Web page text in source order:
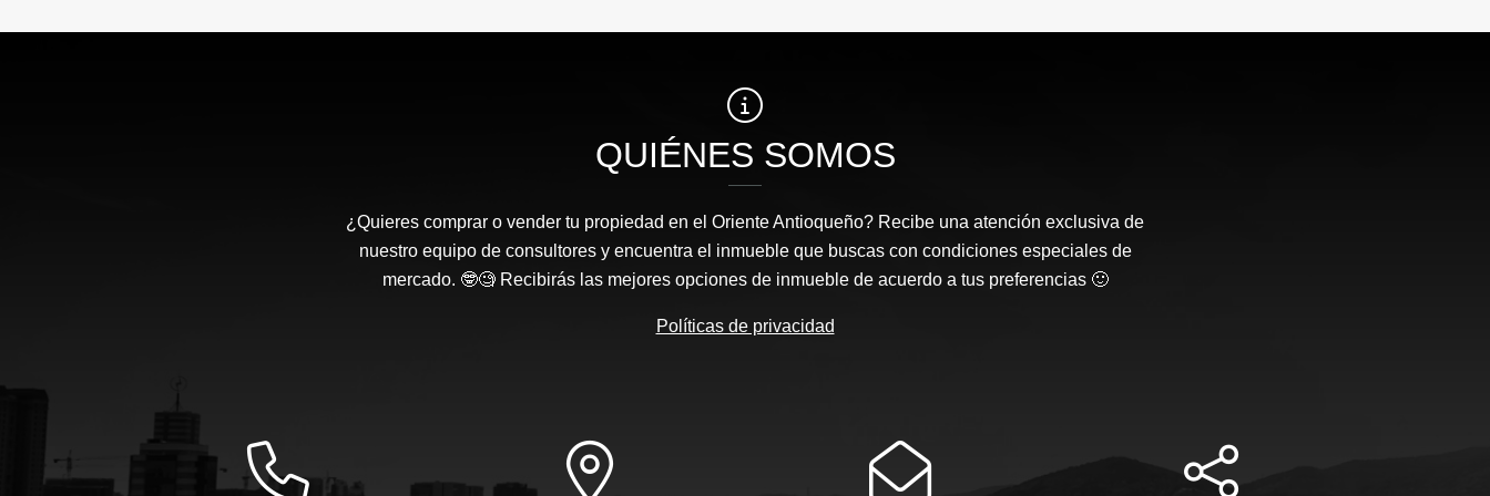
QUIÉNES SOMOS
¿Quieres comprar o vender tu propiedad en el Oriente Antioqueño? Recibe una atención exclusiva de
nuestro equipo de consultores y encuentra el inmueble que buscas con condiciones especiales de
mercado. 🤓🧐 Recibirás las mejores opciones de inmueble de acuerdo a tus preferencias 🙂
Políticas de privacidad